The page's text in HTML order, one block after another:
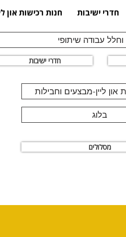
חדרי ישיבות חנות רכישות און
עבודה שיתופי
חדרי ישיבות
און ליין-מבצעים וחבילות
בלוג
מסלולים